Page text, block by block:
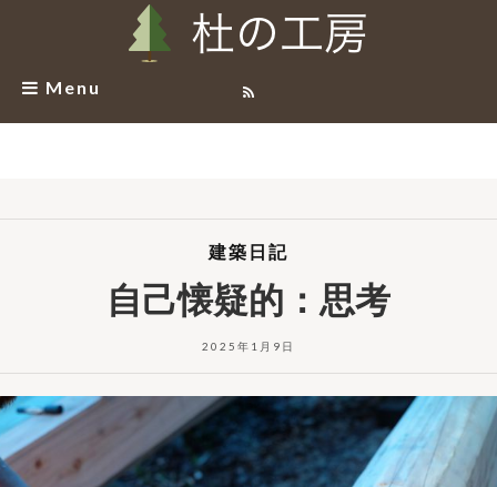
Menu
建築日記
自己懐疑的：思考
2025年1月9日